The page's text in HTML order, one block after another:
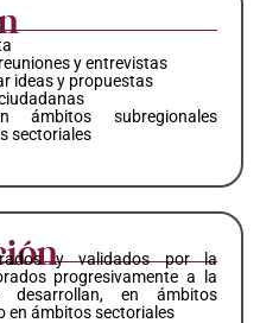
y entrevistas
ideas y propuestas
ámbitos subregionales
sectoriales
y validados por la
progresivamente a la
en ámbitos
en ámbitos sectoriales